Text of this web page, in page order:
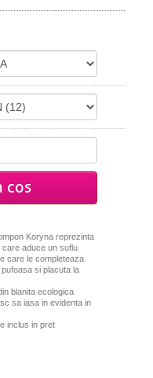
cos
Koryna reprezinta
aduce un suflu
care le completeaza
si placuta la
blanita ecologica
sa iasa in evidenta in
inclus in pret